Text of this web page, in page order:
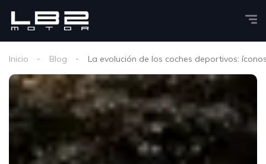
Inicio Blog La evolución de los coches deportivos: